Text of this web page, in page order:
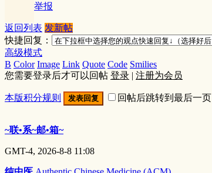
举报
返回列表 发新帖
快捷回复：
高级模式
B Color Image Link Quote Code Smilies
您需要登录后才可以回帖 登录 | 注册为会员
本版积分规则 发表回复 回帖后跳转到最后一页
~联•系~邮•箱~
GMT-4, 2026-8-8 11:08